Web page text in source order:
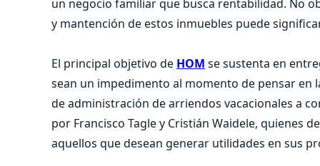
un negocio familiar que busca rentabilidad. No
y mantención de estos inmuebles puede
El principal objetivo de HOM se sustenta en
sean un impedimento al momento de pensar en
de administración de arriendos vacacionales a
por Francisco Tagle y Cristián Waidele, quienes
aquellos que desean generar utilidades en sus